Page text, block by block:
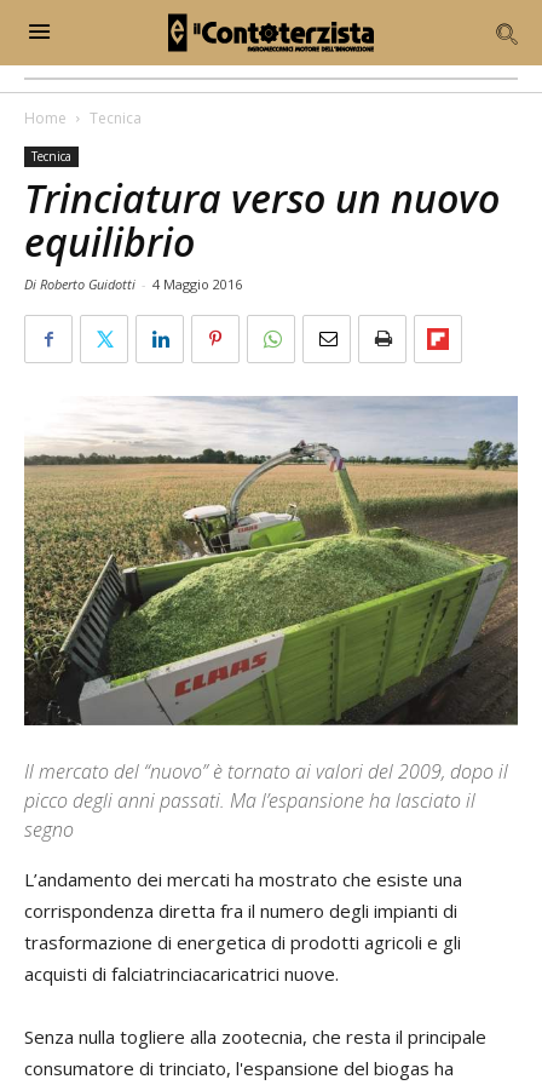
Home Tecnica
Tecnica
Trinciatura verso un nuovo
equilibrio
Di Roberto Guidotti - 4 Maggio 2016
Il mercato del “nuovo” è tornato ai valori del 2009, dopo il
picco degli anni passati. Ma l’espansione ha lasciato il
segno
L’andamento dei mercati ha mostrato che esiste una
corrispondenza diretta fra il numero degli impianti di
trasformazione di energetica di prodotti agricoli e gli
acquisti di falciatrinciacaricatrici nuove.
Senza nulla togliere alla zootecnia, che resta il principale
consumatore di trinciato, l'espansione del biogas ha